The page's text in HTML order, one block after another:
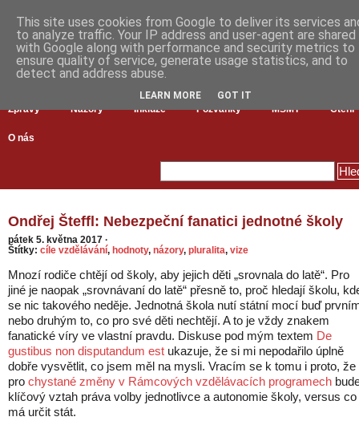
Zprávy Názory Inkluze Pozvánky MŠMT Čtení
O nás
Ondřej Šteffl: Nebezpeční fanatici jednotné školy
pátek 5. května 2017 ·
Štítky: cíle vzdělávání, hodnoty, názory, pluralita, vize
Mnozí rodiče chtějí od školy, aby jejich děti „srovnala do latě“. Pro
jiné je naopak „srovnávaní do latě“ přesně to, proč hledají školu,
se nic takového neděje. Jednotná škola nutí státní mocí buď
nebo druhým to, co pro své děti nechtějí. A to je vždy znakem
fanatické víry ve vlastní pravdu. Diskuse pod mým textem De
gustibus non disputandum est ukazuje, že si mi nepodařilo úplně
dobře vysvětlit, co jsem měl na mysli. Vracím se k tomu i proto, že
pro chystané změny v Rámcových vzdělávacích programech
klíčový vztah práva volby jednotlivce a autonomie školy, versus co
má určit stát.
This site uses cookies from Google to deliver its services
to analyze traffic. Your IP address and user-agent are shared
with Google along with performance and security metrics to
ensure quality of service, generate usage statistics, and to
detect and address abuse.
LEARN MORE GOT IT